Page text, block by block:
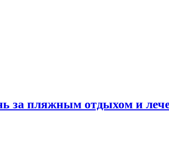
за пляжным отдыхом и